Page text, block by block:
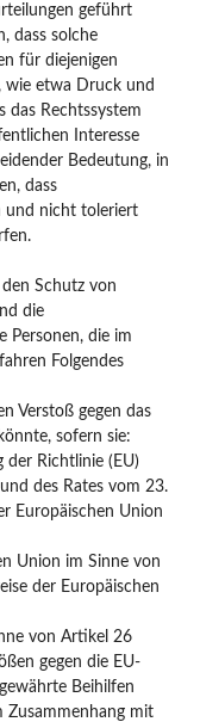
geführt
dass solche
für diejenigen
wie etwa Druck und
das Rechtssystem
Interesse
Bedeutung, in
dass
und nicht toleriert
Schutz von
die
Personen, die im
Folgendes
Verstoß gegen das
sofern sie:
der Richtlinie (EU)
des Rates vom 23.
Europäischen Union
Union im Sinne von
der Europäischen
von Artikel 26
gegen die EU-
Beihilfen
Zusammenhang mit